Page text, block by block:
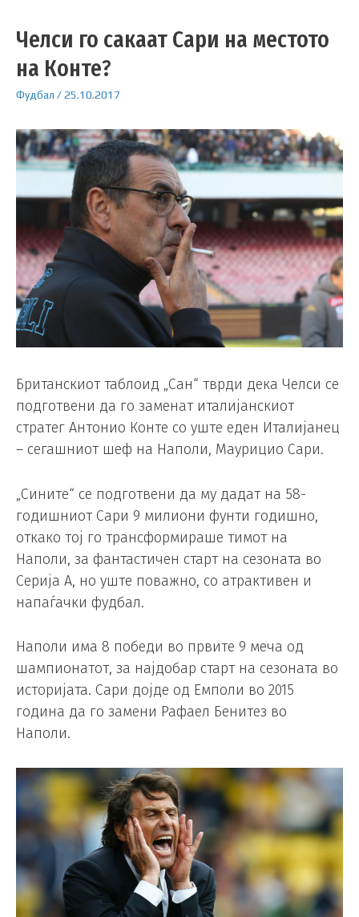
Челси го сакаат Сари на местото
на Конте?
Фудбал /25.10.2017
Британскиот таблоид „Сан“ тврди дека Челси се
подготвени да го заменат италијанскиот
стратег Антонио Конте со уште еден Италијанец
– сегашниот шеф на Наполи, Маурицио Сари.
„Сините“ се подготвени да му дадат на 58-
годишниот Сари 9 милиони фунти годишно,
откако тој го трансформираше тимот на
Наполи, за фантастичен старт на сезоната во
Серија А, но уште поважно, со атрактивен и
напаѓачки фудбал.
Наполи има 8 победи во првите 9 меча од
шампионатот, за најдобар старт на сезоната во
историјата. Сари дојде од Емполи во 2015
година да го замени Рафаел Бенитез во
Наполи.